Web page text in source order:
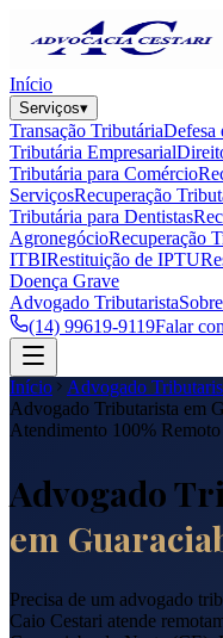
Início
Serviços▾
Transação TributáriaDefesa
Tributária Empresarial
Tributária para Comércio
ServiçosRecuperação
Tributária para Dentistas
AgronegócioRecuperação
ITBIRestituição de IPTU
Doença Grave
Advogado Tributarista
(14) 99619-9119Falar
Início Advogado
Advogado Tributarista em
Atendimento 100% Remoto
Advogado
em
Precisa de um advogado
Caio Cestari atende